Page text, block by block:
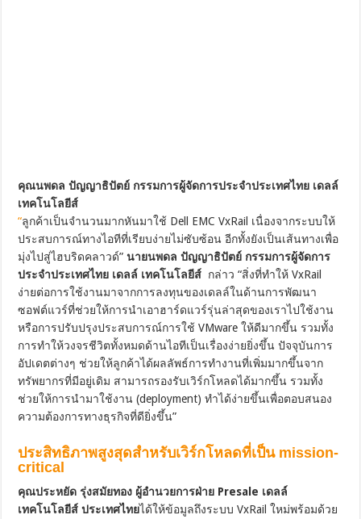
คุณนพดล ปัญญาธิปัตย์ กรรมการผู้จัดการประจำประเทศไทย เดลล์
เทคโนโลยีส์
“ลูกค้าเป็นจำนวนมากหันมาใช้ Dell EMC VxRail เนื่องจากระบบให้
ประสบการณ์ทางไอทีที่เรียบง่ายไม่ซับซ้อน อีกทั้งยังเป็นเส้นทางเพื่อ
มุ่งไปสู่ไฮบริดคลาวด์”นายนพดล ปัญญาธิปัตย์ กรรมการผู้จัดการ
ประจำประเทศไทย เดลล์ เทคโนโลยีส์ กล่าว “สิ่งที่ทำให้ VxRail
ง่ายต่อการใช้งานมาจากการลงทุนของเดลล์ในด้านการพัฒนา
ซอฟต์แวร์ที่ช่วยให้การนำเอาฮาร์ดแวร์รุ่นล่าสุดของเราไปใช้งาน
หรือการปรับปรุงประสบการณ์การใช้ VMware ให้ดีมากขึ้น รวมทั้ง
การทำให้วงจรชีวิตทั้งหมดด้านไอทีเป็นเรื่องง่ายยิ่งขึ้น ปัจจุบันการ
อัปเดตต่างๆ ช่วยให้ลูกค้าได้ผลลัพธ์การทำงานที่เพิ่มมากขึ้นจาก
ทรัพยากรที่มีอยู่เดิม สามารถรองรับเวิร์กโหลดได้มากขึ้น รวมทั้ง
ช่วยให้การนำมาใช้งาน (deployment) ทำได้ง่ายขึ้นเพื่อตอบสนอง
ความต้องการทางธุรกิจที่ดียิ่งขึ้น”
ประสิทธิภาพสูงสุดสำหรับเวิร์กโหลดที่เป็น mission-
critical
คุณประหยัด รุ่งสมัยทอง ผู้อำนวยการฝ่าย Presale เดลล์
เทคโนโลยีส์ ประเทศไทยได้ให้ข้อมูลถึงระบบ VxRail ใหม่พร้อมด้วย